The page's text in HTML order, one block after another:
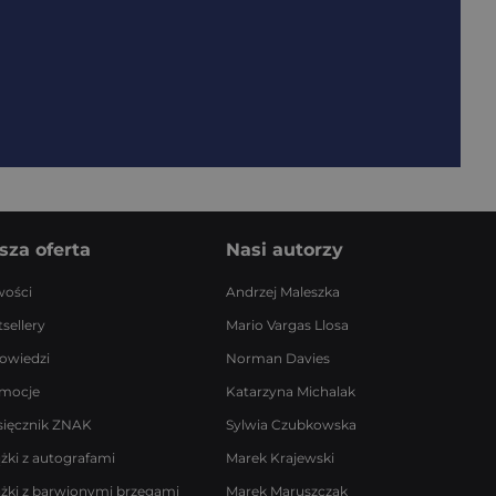
oferta
ZNAK
z autografami
z barwionymi brzegami
Nasi autorzy
Andrzej Maleszka
Mario Vargas Llosa
Norman Davies
Katarzyna Michalak
Sylwia Czubkowska
Marek Krajewski
Marek Maruszczak